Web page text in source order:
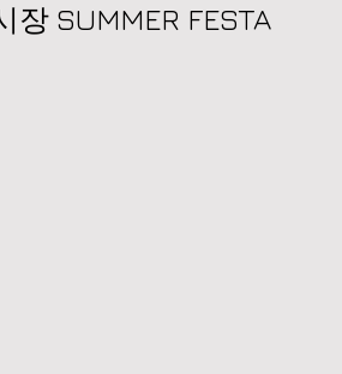
SUMMER FESTA